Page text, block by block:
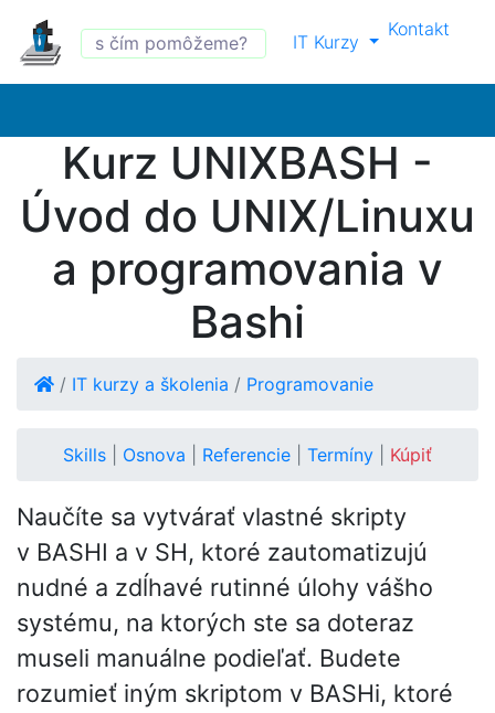
IT Kurzy
Kontakt
Kurz UNIXBASH -
Úvod do UNIX/Linuxu
a programovania v
Bashi
/ IT kurzy a školenia / Programovanie
Skills Osnova Referencie Termíny Kúpiť
Naučíte sa vytvárať vlastné skripty
v BASHI a v SH, ktoré zautomatizujú
nudné a zdĺhavé rutinné úlohy vášho
systému, na ktorých ste sa doteraz
museli manuálne podieľať. Budete
rozumieť iným skriptom v BASHi, ktoré